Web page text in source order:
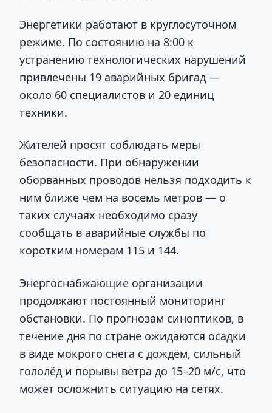
Энергетики работают в круглосуточном
режиме. По состоянию на 8:00 к
устранению технологических нарушений
привлечены 19 аварийных бригад —
около 60 специалистов и 20 единиц
техники.
Жителей просят соблюдать меры
безопасности. При обнаружении
оборванных проводов нельзя подходить к
ним ближе чем на восемь метров — о
таких случаях необходимо сразу
сообщать в аварийные службы по
коротким номерам 115 и 144.
Энергоснабжающие организации
продолжают постоянный мониторинг
обстановки. По прогнозам синоптиков, в
течение дня по стране ожидаются осадки
в виде мокрого снега с дождём, сильный
гололёд и порывы ветра до 15–20 м/с, что
может осложнить ситуацию на сетях.